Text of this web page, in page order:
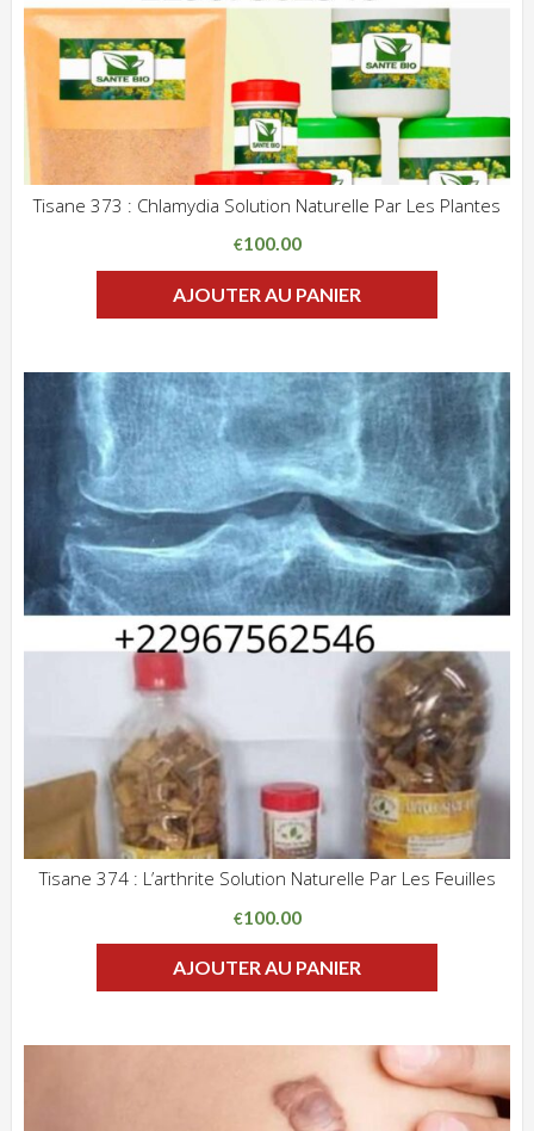
Tisane 373 : Chlamydia Solution Naturelle Par Les Plantes
€100.00
AJOUTER AU PANIER
Tisane 374 : L’arthrite Solution Naturelle Par Les Feuilles
€100.00
AJOUTER AU PANIER